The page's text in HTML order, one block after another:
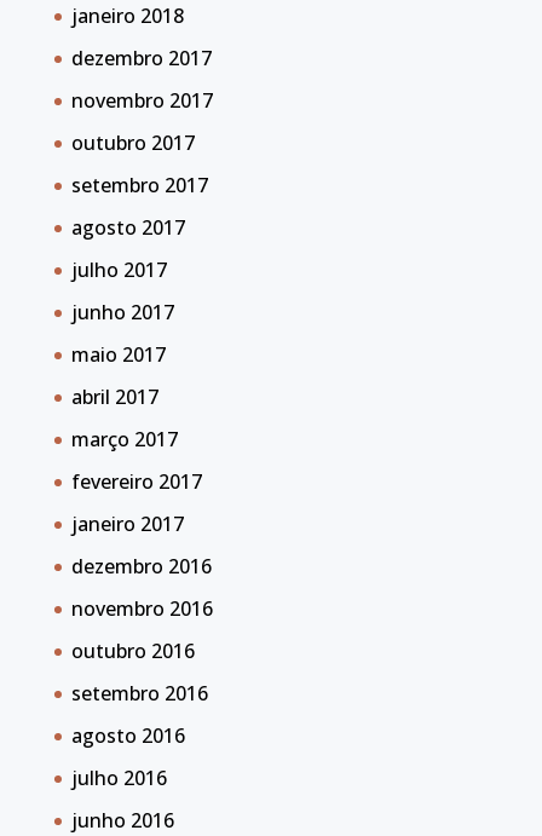
janeiro 2018
dezembro 2017
novembro 2017
outubro 2017
setembro 2017
agosto 2017
julho 2017
junho 2017
maio 2017
abril 2017
março 2017
fevereiro 2017
janeiro 2017
dezembro 2016
novembro 2016
outubro 2016
setembro 2016
agosto 2016
julho 2016
junho 2016